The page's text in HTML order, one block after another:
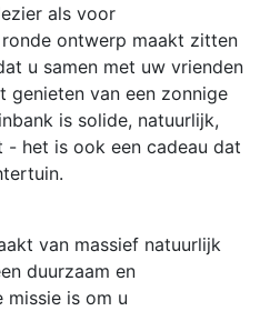
als voor
ontwerp maakt zitten
u samen met uw vrienden
genieten van een zonnige
is solide, natuurlijk,
- het is ook een cadeau dat
van massief natuurlijk
duurzaam en
missie is om u